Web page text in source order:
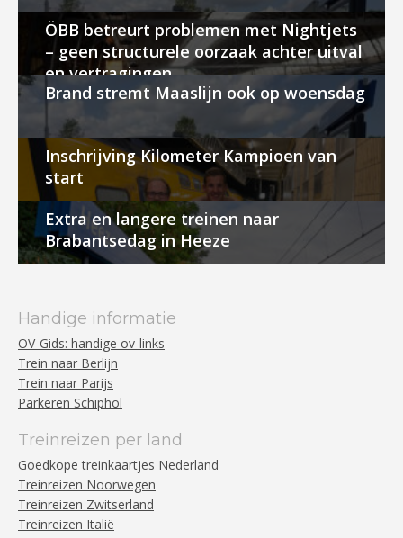
ÖBB betreurt problemen met Nightjets
– geen structurele oorzaak achter uitval
en vertragingen
Brand stremt Maaslijn ook op woensdag
Inschrijving Kilometer Kampioen van
start
Extra en langere treinen naar
Brabantsedag in Heeze
Handige informatie
OV-Gids: handige ov-links
Trein naar Berlijn
Trein naar Parijs
Parkeren Schiphol
Treinreizen per land
Goedkope treinkaartjes Nederland
Treinreizen Noorwegen
Treinreizen Zwitserland
Treinreizen Italië